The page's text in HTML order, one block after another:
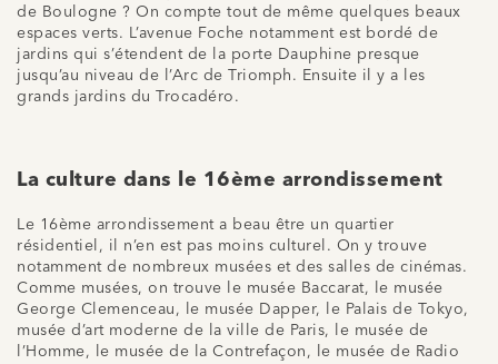
de Boulogne ? On compte tout de même quelques beaux
espaces verts. L’avenue Foche notamment est bordé de
jardins qui s’étendent de la porte Dauphine presque
jusqu’au niveau de l’Arc de Triomph. Ensuite il y a les
grands jardins du Trocadéro.
La culture dans le 16ème arrondissement
Le 16ème arrondissement a beau être un quartier
résidentiel, il n’en est pas moins culturel. On y trouve
notamment de nombreux musées et des salles de cinémas.
Comme musées, on trouve le musée Baccarat, le musée
George Clemenceau, le musée Dapper, le Palais de Tokyo,
musée d’art moderne de la ville de Paris, le musée de
l’Homme, le musée de la Contrefaçon, le musée de Radio